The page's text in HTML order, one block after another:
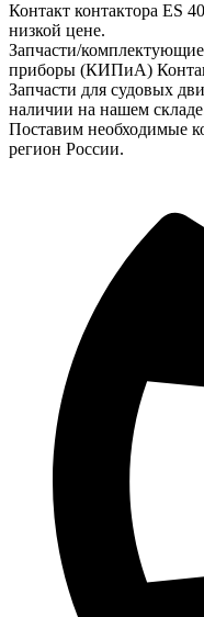
Контакт контактора ES
низкой цене.
Запчасти/
приборы (КИПиА)
Запчасти для судовых
наличии на нашем
Поставим необходимые
регион России.